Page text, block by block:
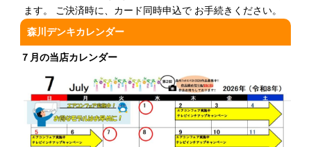
ます。 ご決済時に、カード同時申込で お手続きください。
森川デンキカレンダー
７月の当店カレンダー